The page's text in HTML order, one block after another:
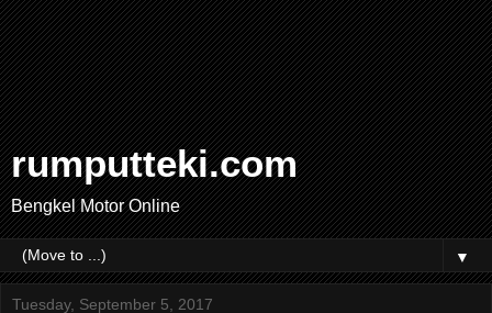
rumputteki.com
Bengkel Motor Online
▼
Tuesday, September 5, 2017